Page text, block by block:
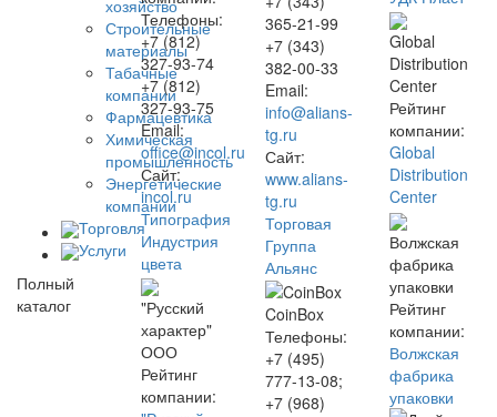
хозяйство
Строительные
материалы
Табачные
компании
Фармацевтика
Химическая
промышленность
Энергетические
компании
Торговля
Услуги
Полный
каталог
Телефоны:
+7 (812)
327-93-74
+7 (812)
327-93-75
Email:
office@incol.ru
Сайт:
incol.ru
Типография
Индустрия
цвета
"Русский
характер"
ООО
Рейтинг
компании:
365-21-99
+7 (343)
382-00-33
Email:
info@alians-
tg.ru
Сайт:
www.alians-
tg.ru
Торговая
Группа
Альянс
CoinBox
Телефоны:
+7 (495)
777-13-08;
+7 (968)
Global
Distribution
Center
Рейтинг
компании:
Global
Distribution
Center
Волжская
фабрика
упаковки
Рейтинг
компании:
Волжская
фабрика
упаковки